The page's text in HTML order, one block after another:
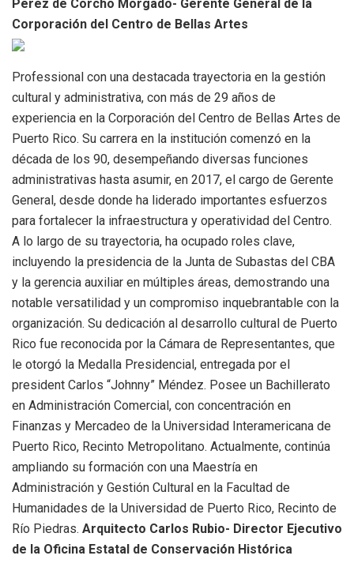
Perez de Corcho Morgado- Gerente General de la
Corporación del Centro de Bellas Artes
Professional con una destacada trayectoria en la gestión
cultural y administrativa, con más de 29 años de
experiencia en la Corporación del Centro de Bellas Artes de
Puerto Rico. Su carrera en la institución comenzó en la
década de los 90, desempeñando diversas funciones
administrativas hasta asumir, en 2017, el cargo de Gerente
General, desde donde ha liderado importantes esfuerzos
para fortalecer la infraestructura y operatividad del Centro.
A lo largo de su trayectoria, ha ocupado roles clave,
incluyendo la presidencia de la Junta de Subastas del CBA
y la gerencia auxiliar en múltiples áreas, demostrando una
notable versatilidad y un compromiso inquebrantable con la
organización. Su dedicación al desarrollo cultural de Puerto
Rico fue reconocida por la Cámara de Representantes, que
le otorgó la Medalla Presidencial, entregada por el
president Carlos “Johnny” Méndez. Posee un Bachillerato
en Administración Comercial, con concentración en
Finanzas y Mercadeo de la Universidad Interamericana de
Puerto Rico, Recinto Metropolitano. Actualmente, continúa
ampliando su formación con una Maestría en
Administración y Gestión Cultural en la Facultad de
Humanidades de la Universidad de Puerto Rico, Recinto de
Río Piedras. Arquitecto Carlos Rubio- Director Ejecutivo
de la Oficina Estatal de Conservación Histórica